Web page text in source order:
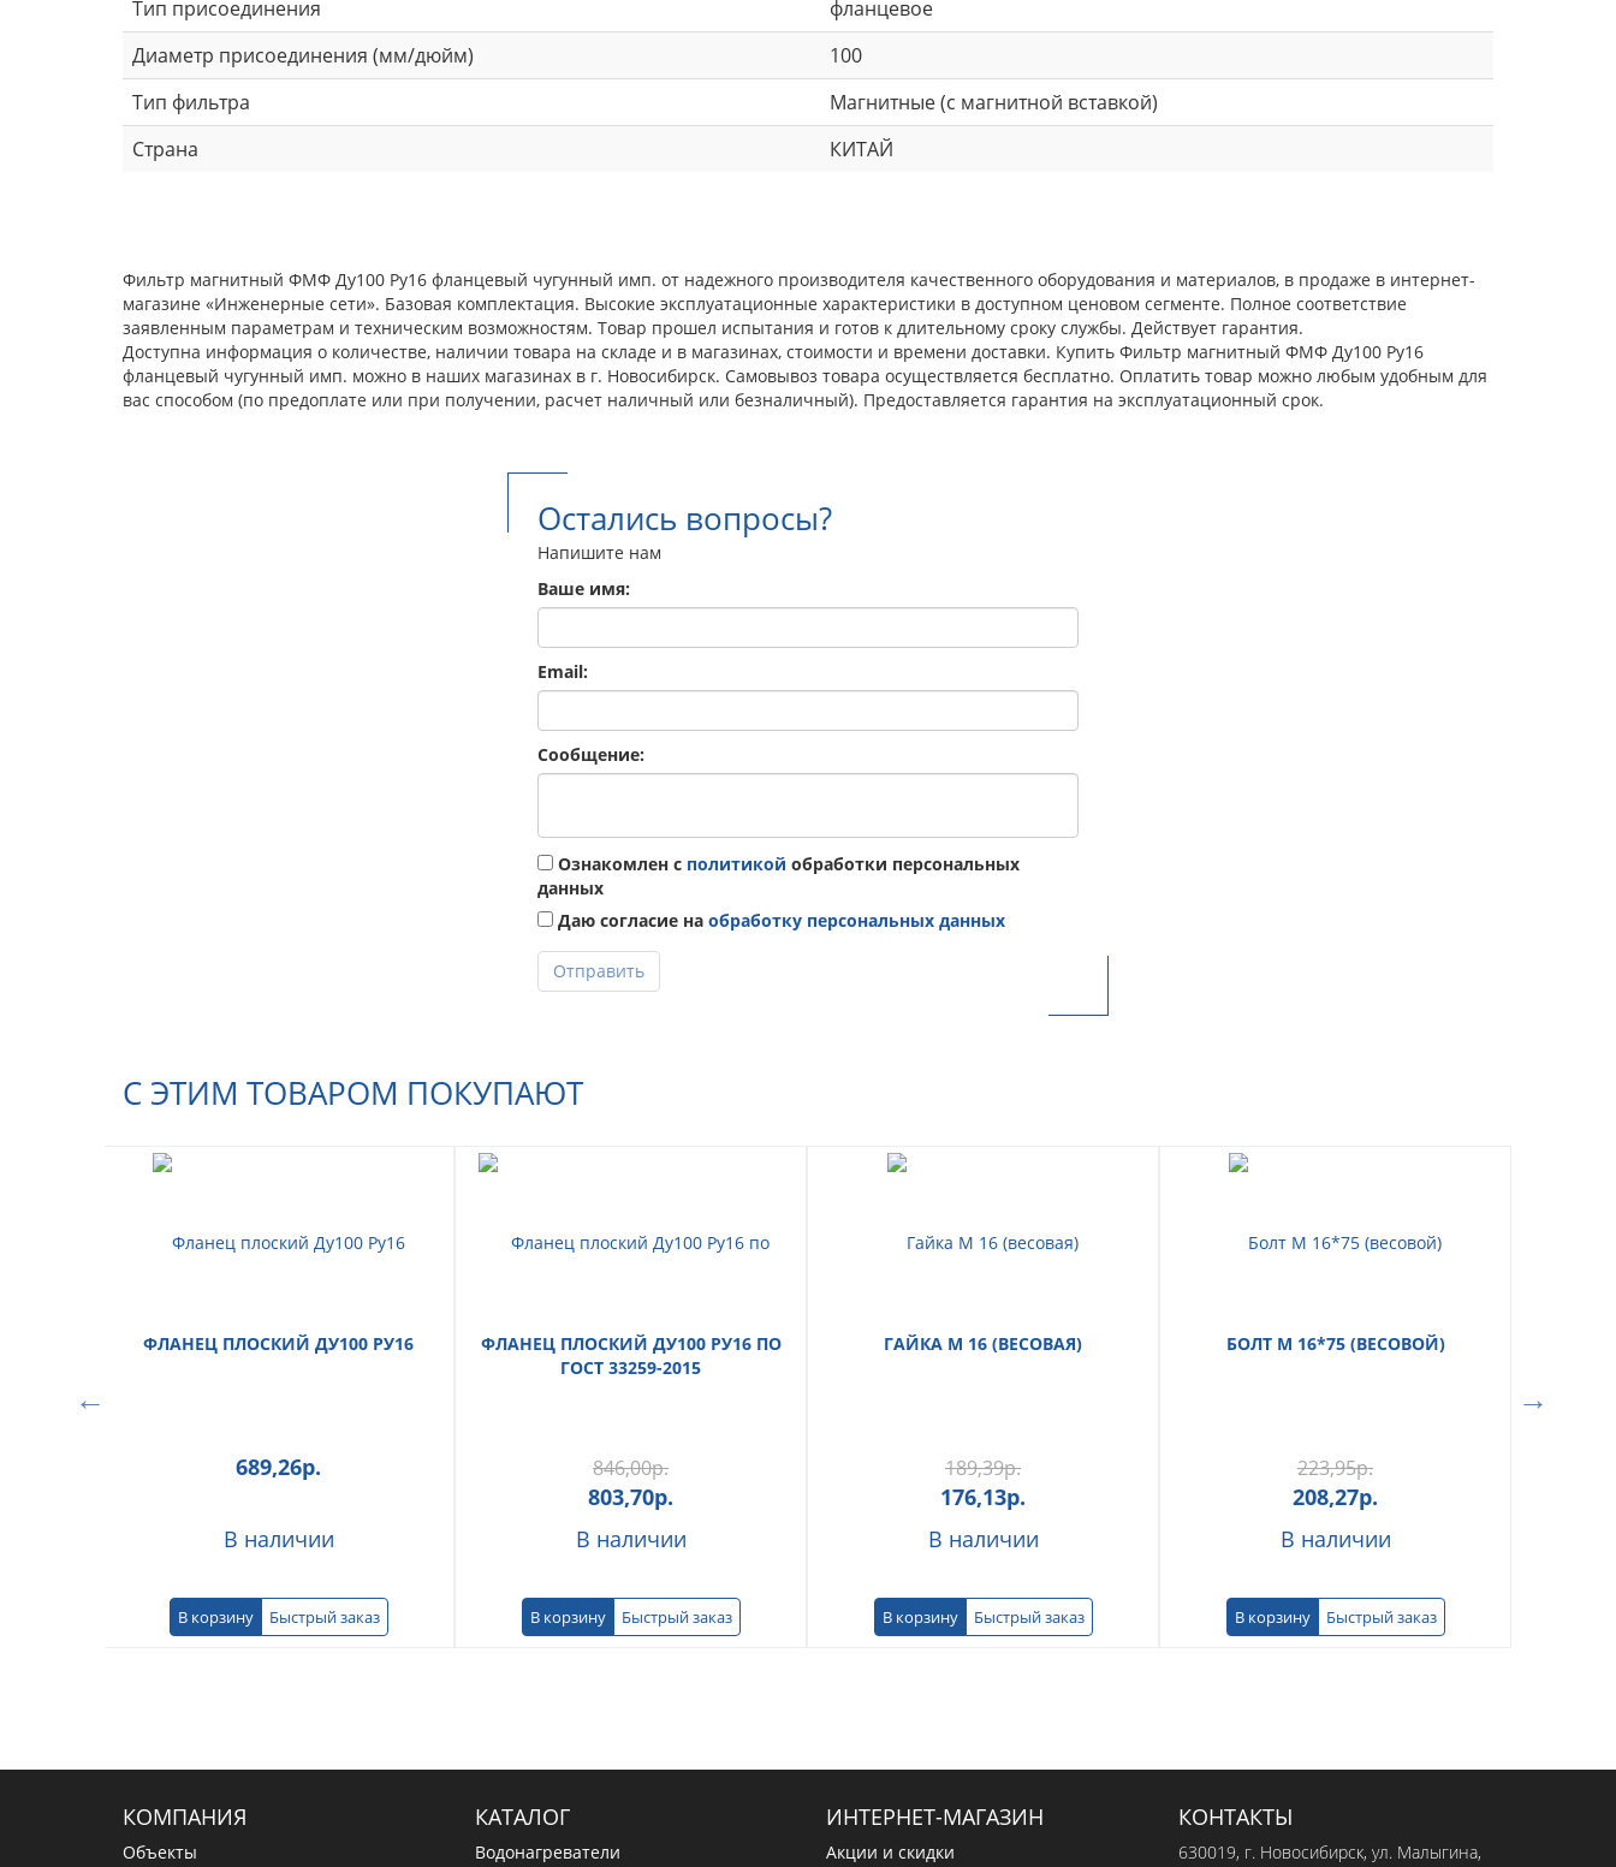
Тип присоединения
фланцевое
Диаметр присоединения (мм/дюйм)
100
Тип фильтра
Магнитные (с магнитной вставкой)
Страна
КИТАЙ
Фильтр магнитный ФМФ Ду100 Ру16 фланцевый чугунный имп. от надежного производителя качественного оборудования и материалов, в продаже в интернет-
магазине «Инженерные сети». Базовая комплектация. Высокие эксплуатационные характеристики в доступном ценовом сегменте. Полное соответствие
заявленным параметрам и техническим возможностям. Товар прошел испытания и готов к длительному сроку службы. Действует гарантия.
Доступна информация о количестве, наличии товара на складе и в магазинах, стоимости и времени доставки. Купить Фильтр магнитный ФМФ Ду100 Ру16
фланцевый чугунный имп. можно в наших магазинах в г. Новосибирск. Самовывоз товара осуществляется бесплатно. Оплатить товар можно любым удобным для
вас способом (по предоплате или при получении, расчет наличный или безналичный). Предоставляется гарантия на эксплуатационный срок.
Остались вопросы?
Напишите нам
Ваше имя:
Email:
Сообщение:
Ознакомлен с политикой обработки персональных
данных
Даю согласие на обработку персональных данных
Отправить
С ЭТИМ ТОВАРОМ ПОКУПАЮТ
ФЛАНЕЦ ПЛОСКИЙ ДУ100 РУ16
689,26р.
В наличии
В корзину Быстрый заказ
ФЛАНЕЦ ПЛОСКИЙ ДУ100 РУ16 ПО
ГОСТ 33259-2015
846,00р.
803,70р.
В наличии
В корзину Быстрый заказ
ГАЙКА М 16 (ВЕСОВАЯ)
189,39р.
176,13р.
В наличии
В корзину Быстрый заказ
БОЛТ М 16*75 (ВЕСОВОЙ)
223,95р.
208,27р.
В наличии
В корзину Быстрый заказ
КОМПАНИЯ
Объекты
КАТАЛОГ
Водонагреватели
ИНТЕРНЕТ-МАГАЗИН
Акции и скидки
КОНТАКТЫ
630019, г. Новосибирск, ул. Малыгина,